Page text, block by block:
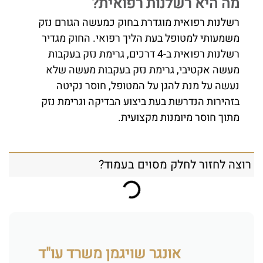
רשלנות רפואית מוגדרת בחוק כמעשה הגורם נזק
משמעותי למטופל בעת הליך רפואי. החוק מגדיר
רשלנות רפואית ב-4 דרכים, גרימת נזק בעקבות
מעשה אקטיבי, גרימת נזק בעקבות מעשה שלא
נעשה על מנת להגן על המטופל, חוסר נקיטה
בזהירות הנדרשת בעת ביצוע הבדיקה וגרימת נזק
מתוך חוסר מיומנות מקצועית.
רוצה לחזור לחלק מסוים בעמוד?
אונגר שויגמן משרד עו"ד